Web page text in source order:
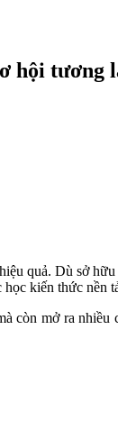
hội tương
quả. Dù sở
kiến thức
mở ra